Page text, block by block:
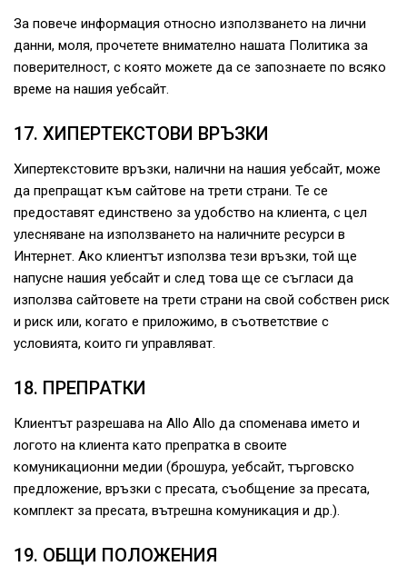
За повече информация относно използването на лични
данни, моля, прочетете внимателно нашата Политика за
поверителност, с която можете да се запознаете по всяко
време на нашия уебсайт.
17. ХИПЕРТЕКСТОВИ ВРЪЗКИ
Хипертекстовите връзки, налични на нашия уебсайт, може
да препращат към сайтове на трети страни. Те се
предоставят единствено за удобство на клиента, с цел
улесняване на използването на наличните ресурси в
Интернет. Ако клиентът използва тези връзки, той ще
напусне нашия уебсайт и след това ще се съгласи да
използва сайтовете на трети страни на свой собствен риск
и риск или, когато е приложимо, в съответствие с
условията, които ги управляват.
18. ПРЕПРАТКИ
Клиентът разрешава на Allo Allo да споменава името и
логото на клиента като препратка в своите
комуникационни медии (брошура, уебсайт, търговско
предложение, връзки с пресата, съобщение за пресата,
комплект за пресата, вътрешна комуникация и др.).
19. ОБЩИ ПОЛОЖЕНИЯ